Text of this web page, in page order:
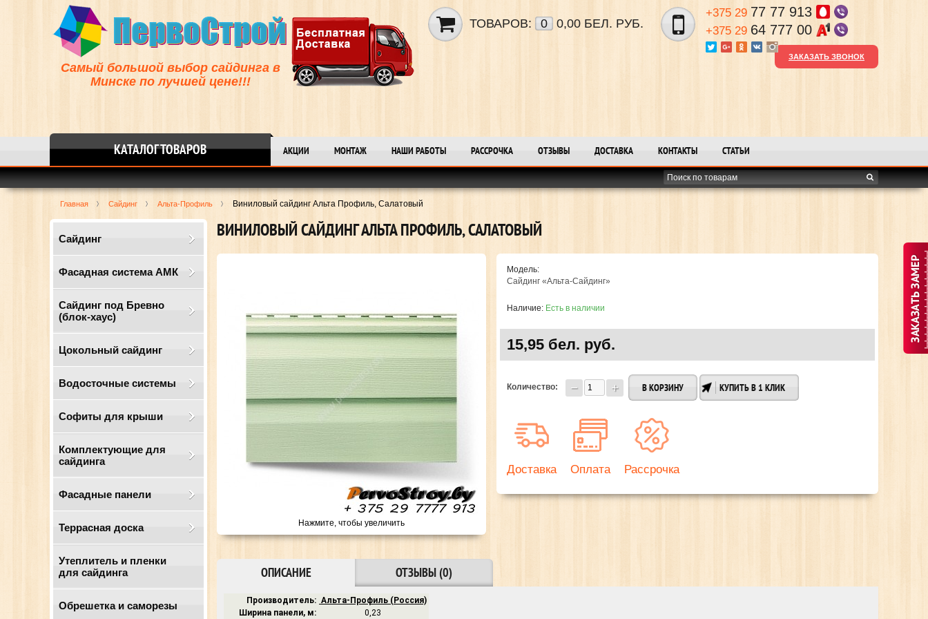
Самый большой выбор сайдинга в
Минске по лучшей цене!!!
ТОВАРОВ: 0 0,00 БЕЛ. РУБ.
+375 29 77 77 913
+375 29 64 777 00
ЗАКАЗАТЬ ЗВОНОК
КАТАЛОГ ТОВАРОВ АКЦИИ МОНТАЖ НАШИ РАБОТЫ РАССРОЧКА ОТЗЫВЫ ДОСТАВКА КОНТАКТЫ СТАТЬИ
Главная Сайдинг Альта-Профиль Виниловый сайдинг Альта Профиль, Салатовый
Сайдинг
Фасадная система АМК
Сайдинг под Бревно
(блок-хаус)
Цокольный сайдинг
Водосточные системы
Cофиты для крыши
Комплектующие для
сайдинга
Фасадные панели
Террасная доска
Утеплитель и пленки
для сайдинга
Обрешетка и саморезы
ВИНИЛОВЫЙ САЙДИНГ АЛЬТА ПРОФИЛЬ, САЛАТОВЫЙ
Нажмите, чтобы увеличить
Модель:
Сайдинг «Альта-Сайдинг»
Наличие: Есть в наличии
15,95 бел. руб.
Количество: КУПИТЬ В 1 КЛИК
Доставка Оплата Рассрочка
ОПИСАНИЕ ОТЗЫВЫ (0)
Производитель: Альта-Профиль (Россия)
Ширина панели, м:
0,23